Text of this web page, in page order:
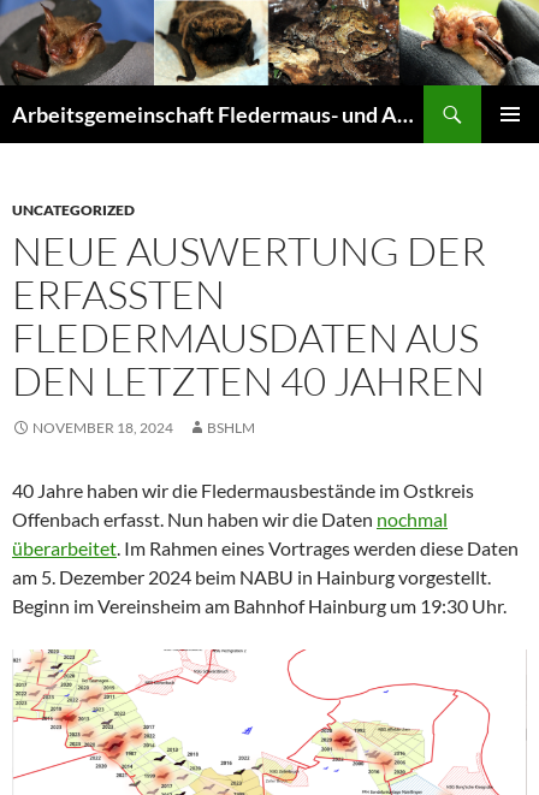
Arbeitsgemeinschaft Fledermaus- und Amphibienschutz Seligenstadt und Mainhausen
UNCATEGORIZED
NEUE AUSWERTUNG DER
ERFASSTEN
FLEDERMAUSDATEN AUS
DEN LETZTEN 40 JAHREN
NOVEMBER 18, 2024 BSHLM
40 Jahre haben wir die Fledermausbestände im Ostkreis
Offenbach erfasst. Nun haben wir die Daten nochmal
überarbeitet. Im Rahmen eines Vortrages werden diese Daten
am 5. Dezember 2024 beim NABU in Hainburg vorgestellt.
Beginn im Vereinsheim am Bahnhof Hainburg um 19:30 Uhr.